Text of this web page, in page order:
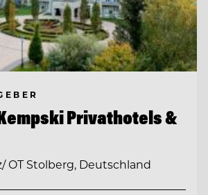
Privathotels &
OT Stolberg, Deutschland